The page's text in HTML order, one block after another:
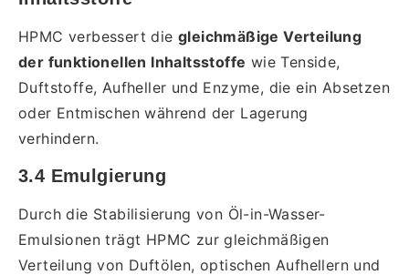
HPMC verbessert die gleichmäßige Verteilung
der funktionellen Inhaltsstoffe wie Tenside,
Duftstoffe, Aufheller und Enzyme, die ein Absetzen
oder Entmischen während der Lagerung
verhindern.
3.4 Emulgierung
Durch die Stabilisierung von Öl-in-Wasser-
Emulsionen trägt HPMC zur gleichmäßigen
Verteilung von Duftölen, optischen Aufhellern und